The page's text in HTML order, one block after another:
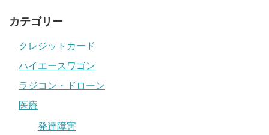
カテゴリー
クレジットカード
ハイエースワゴン
ラジコン・ドローン
医療
発達障害